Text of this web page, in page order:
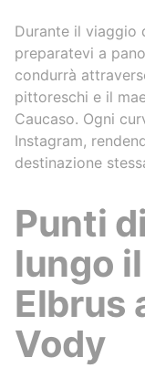
Durante il viaggio
preparatevi a
condurrà
pittoreschi e il
Caucaso. Ogni
Instagram,
destinazione
Punti
lungo
Elbrus
Vody